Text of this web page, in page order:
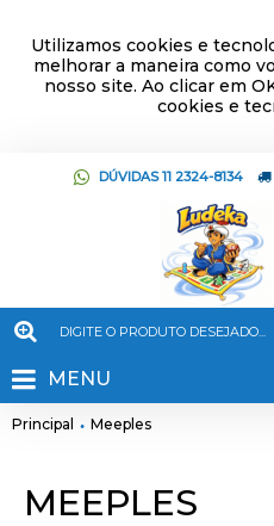
Utilizamos cookies e
melhorar a maneira como
nosso site. Ao clicar em
cookies e
DÚVIDAS 11 2324-8134
MENU
Principal Meeples
MEEPLES